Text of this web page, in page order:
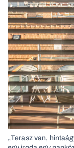
„Terasz van,